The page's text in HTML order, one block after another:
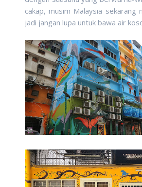
cakap, musim Malaysia sekarang
jadi jangan lupa untuk bawa air